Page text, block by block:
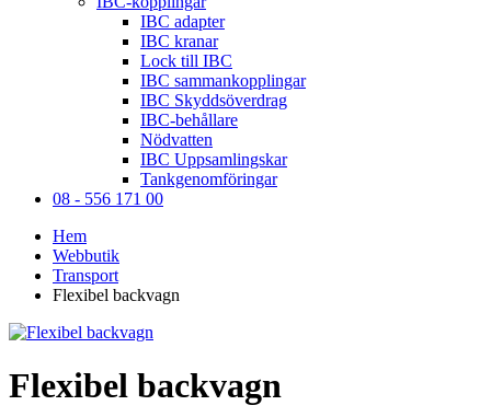
IBC adapter
IBC kranar
Lock till IBC
IBC sammankopplingar
IBC Skyddsöverdrag
IBC-behållare
Nödvatten
IBC Uppsamlingskar
Tankgenomföringar
08 - 556 171 00
Hem
Webbutik
Transport
Flexibel backvagn
Flexibel backvagn